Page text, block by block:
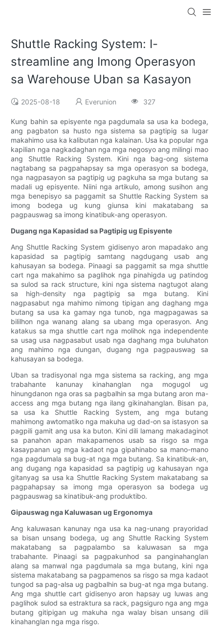
Shuttle Racking System: I-
streamline ang Imong Operasyon
sa Warehouse Uban sa Kasayon
2025-08-18 Everunion 327
Kung bahin sa episyente nga pagdumala sa usa ka bodega,
ang pagbaton sa husto nga sistema sa pagtipig sa lugar
makahimo usa ka kalibutan nga kalainan. Usa ka popular nga
kapilian nga nagkadaghan nga mga negosyo ang milingi mao
ang Shuttle Racking System. Kini nga bag-ong sistema
nagtabang sa pagpahapsay sa mga operasyon sa bodega,
nga nagpasayon sa pagtipig ug pagkuha sa mga butang sa
madali ug episyente. Niini nga artikulo, among susihon ang
mga benepisyo sa paggamit sa Shuttle Racking System sa
imong bodega ug kung giunsa kini makatabang sa
pagpauswag sa imong kinatibuk-ang operasyon.
Dugang nga Kapasidad sa Pagtipig ug Episyente
Ang Shuttle Racking System gidisenyo aron mapadako ang
kapasidad sa pagtipig samtang nagdugang usab ang
kahusayan sa bodega. Pinaagi sa paggamit sa mga shuttle
cart nga makahimo sa paglihok nga pinahigda ug patindog
sa sulod sa rack structure, kini nga sistema nagtugot alang
sa high-density nga pagtipig sa mga butang. Kini
nagpasabut nga mahimo nimong tipigan ang daghang mga
butang sa usa ka gamay nga tunob, nga magpagawas sa
bililhon nga wanang alang sa ubang mga operasyon. Ang
katakus sa mga shuttle cart nga molihok nga independente
sa usag usa nagpasabut usab nga daghang mga buluhaton
ang mahimo nga dungan, dugang nga pagpauswag sa
kahusayan sa bodega.
Uban sa tradisyonal nga mga sistema sa racking, ang mga
trabahante kanunay kinahanglan nga mogugol ug
hinungdanon nga oras sa pagbalhin sa mga butang aron ma-
access ang mga butang nga ilang gikinahanglan. Bisan pa,
sa usa ka Shuttle Racking System, ang mga butang
mahimong awtomatiko nga makuha ug dad-on sa istasyon sa
pagpili gamit ang usa ka buton. Kini dili lamang makadaginot
sa panahon apan makapamenos usab sa risgo sa mga
kasaypanan ug mga kadaot nga gipahinabo sa mano-mano
nga pagdumala sa bug-at nga mga butang. Sa kinatibuk-an,
ang dugang nga kapasidad sa pagtipig ug kahusayan nga
gitanyag sa usa ka Shuttle Racking System makatabang sa
pagpahapsay sa imong mga operasyon sa bodega ug
pagpauswag sa kinatibuk-ang produktibo.
Gipauswag nga Kaluwasan ug Ergonomya
Ang kaluwasan kanunay nga usa ka nag-unang prayoridad
sa bisan unsang bodega, ug ang Shuttle Racking System
makatabang sa pagpalambo sa kaluwasan sa mga
trabahante. Pinaagi sa pagpakunhod sa panginahanglan
alang sa manwal nga pagdumala sa mga butang, kini nga
sistema makatabang sa pagpamenos sa risgo sa mga kadaot
tungod sa pag-alsa ug pagbalhin sa bug-at nga mga butang.
Ang mga shuttle cart gidisenyo aron hapsay ug luwas ang
paglihok sulod sa estraktura sa rack, pagsiguro nga ang mga
butang gitipigan ug makuha nga walay bisan unsang dili
kinahanglan nga mga risgo.